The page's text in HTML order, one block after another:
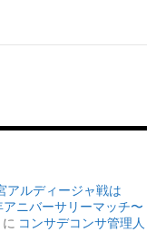
アルディージャ戦は
アニバーサリーマッチ〜
に コンサデコンサ管理人